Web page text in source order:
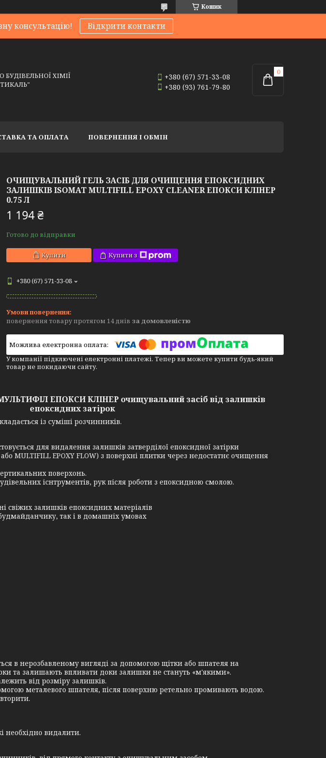
Кошик
консультацію! Відкрити контакти
БУДІВЕЛЬНОЇ ХІМІЇ
+380 (67) 571-33-08
+380 (93) 761-79-80
ТА ОПЛАТА ПОВЕРНЕННЯ І ОБМІН
ОЧИЩУВАЛЬНИЙ ГЕЛЬ ЗАСІБ ДЛЯ ОЧИЩЕННЯ ЕПОКСИДНИХ
ЗАЛИШКІВ ISOMAT MULTIFILL EPOXY CLEANER ЕПОКСИ КЛІНЕР
0.75 Л
1 194 ₴
Готово до відправки
Купити Купити з
+380 (67) 571-33-08
повернення товару протягом 14 днів за домовленістю
У компанії підключені електронні платежі. Тепер ви можете купити будь-який
товар не покидаючи сайту.
МУЛЬТИФІЛ ЕПОКСИ КЛІНЕР очищувальний засіб від залишків
епоксидних затірок
із суміші розчинників.
для видалення залишків затверділої епоксидної затірки
MULTIFILL EPOXY FLOW) з поверхні плитки через недостатнє очищення
поверхонь.
існтрументів, рук після роботи з епоксидною смолою.
свіжих залишків епоксидних матеріалів
так і в домашніх умовах
в нерозбавленому вигляді за допомогою щітки або шпателя на
та залишають впливати доки залишки не стануть «м'якими».
від розміру залишків.
металевого шпателя, після поверхню ретельно промивають водою.
необхідно видалити.